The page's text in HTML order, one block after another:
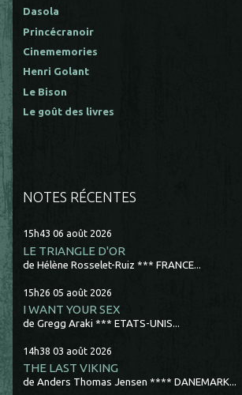
Dasola
Princécranoir
Cinememories
Henri Golant
Le Bison
Le goût des livres
NOTES RÉCENTES
15h43 06 août 2026
LE TRIANGLE D'OR
de Hélène Rosselet-Ruiz *** FRANCE...
15h26 05 août 2026
I WANT YOUR SEX
de Gregg Araki *** ETATS-UNIS...
14h38 03 août 2026
THE LAST VIKING
de Anders Thomas Jensen **** DANEMARK...